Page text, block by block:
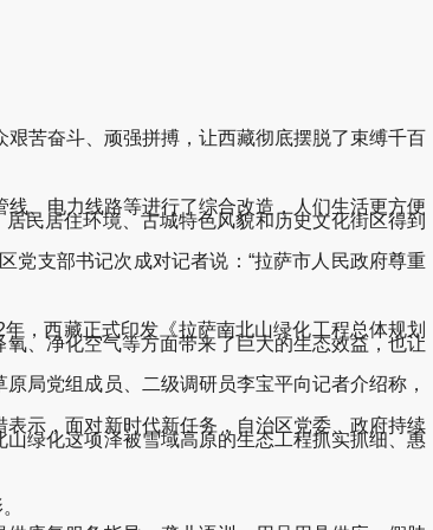
苦奋斗、顽强拼搏，让西藏彻底摆脱了束缚千百
、电力线路等进行了综合改造，人们生活更方便
民居住环境、古城特色风貌和历史文化街区得到
支部书记次成对记者说：“拉萨市人民政府尊重
，西藏正式印发《拉萨南北山绿化工程总体规划
、净化空气等方面带来了巨大的生态效益，也让
党组成员、二级调研员李宝平向记者介绍称，
示，面对新时代新任务，自治区党委、政府持续
绿化这项泽被雪域高原的生态工程抓实抓细、惠